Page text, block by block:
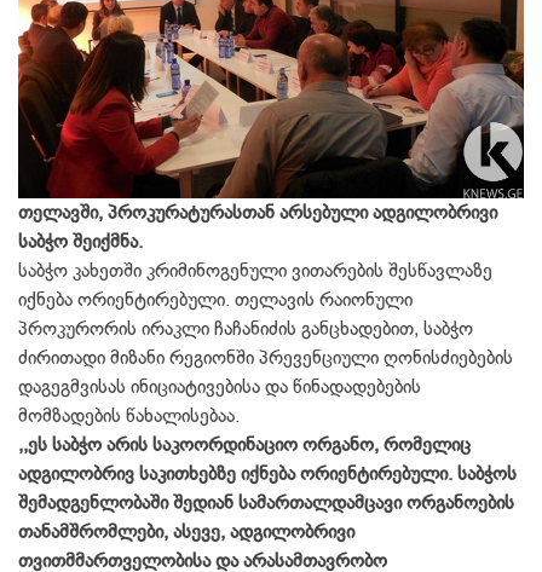
თელავში, პროკურატურასთან არსებული ადგილობრივი
საბჭო შეიქმნა.
საბჭო კახეთში კრიმინოგენული ვითარების შესწავლაზე
იქნება ორიენტირებული. თელავის რაიონული
პროკურორის ირაკლი ჩაჩანიძის განცხადებით, საბჭო
ძირითადი მიზანი რეგიონში პრევენციული ღონისძიებების
დაგეგმვისას ინიციატივებისა და წინადადებების
მომზადების წახალისებაა.
,,ეს საბჭო არის საკოორდინაციო ორგანო, რომელიც
ადგილობრივ საკითხებზე იქნება ორიენტირებული. საბჭოს
შემადგენლობაში შედიან სამართალდამცავი ორგანოების
თანამშრომლები, ასევე, ადგილობრივი
თვითმმართველობისა და არასამთავრობო